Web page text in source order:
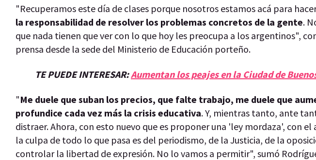
"Recuperamos este día de clases porque nosotros estamos acá para
la responsabilidad de resolver los problemas concretos de la gente.
que nada tienen que ver con lo que hoy les preocupa a los argentinos",
prensa desde la sede del Ministerio de Educación porteño.
TE PUEDE INTERESAR:Aumentan los peajes en la Ciudad de
"Me duele que suban los precios, que falte trabajo, me duele que
profundice cada vez más la crisis educativa. Y, mientras tanto, ante
distraer. Ahora, con esto nuevo que es proponer una 'ley mordaza', con
la culpa de todo lo que pasa es del periodismo, de la Justicia, de la
controlar la libertad de expresión. No lo vamos a permitir", sumó